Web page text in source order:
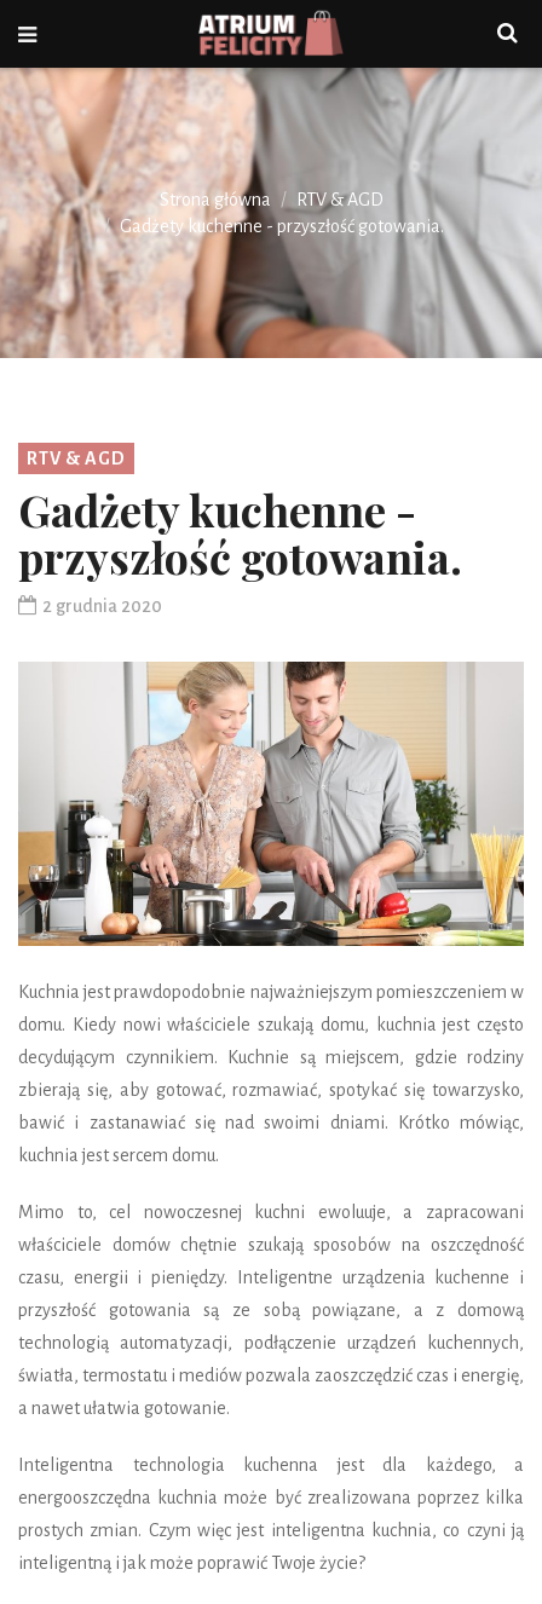
Strona główna
RTV & AGD
Gadżety kuchenne - przyszłość gotowania.
RTV & AGD
Gadżety kuchenne -
przyszłość gotowania.
2 grudnia 2020
Kuchnia jest prawdopodobnie najważniejszym pomieszczeniem w
domu. Kiedy nowi właściciele szukają domu, kuchnia jest często
decydującym czynnikiem. Kuchnie są miejscem, gdzie rodziny
zbierają się, aby gotować, rozmawiać, spotykać się towarzysko,
bawić i zastanawiać się nad swoimi dniami. Krótko mówiąc,
kuchnia jest sercem domu.
Mimo to, cel nowoczesnej kuchni ewoluuje, a zapracowani
właściciele domów chętnie szukają sposobów na oszczędność
czasu, energii i pieniędzy. Inteligentne urządzenia kuchenne i
przyszłość gotowania są ze sobą powiązane, a z domową
technologią automatyzacji, podłączenie urządzeń kuchennych,
światła, termostatu i mediów pozwala zaoszczędzić czas i energię,
a nawet ułatwia gotowanie.
Inteligentna technologia kuchenna jest dla każdego, a
energooszczędna kuchnia może być zrealizowana poprzez kilka
prostych zmian. Czym więc jest inteligentna kuchnia, co czyni ją
inteligentną i jak może poprawić Twoje życie?